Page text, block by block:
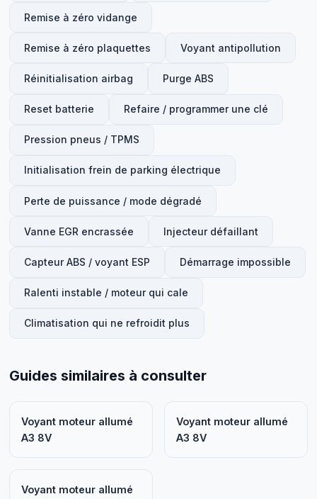
Remise à zéro vidange
Remise à zéro plaquettes Voyant antipollution
Réinitialisation airbag Purge ABS
Reset batterie Refaire / programmer une clé
Pression pneus / TPMS
Initialisation frein de parking électrique
Perte de puissance / mode dégradé
Vanne EGR encrassée Injecteur défaillant
Capteur ABS / voyant ESP Démarrage impossible
Ralenti instable / moteur qui cale
Climatisation qui ne refroidit plus
Guides similaires à consulter
Voyant moteur allumé
A3 8V
Voyant moteur allumé
A3 8V
Voyant moteur allumé